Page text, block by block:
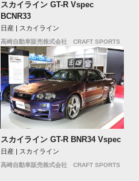
スカイライン GT-R Vspec
BCNR33
日産 | スカイライン
高崎自動車販売株式会社 CRAFT SPORTS
スカイライン GT-R BNR34 Vspec
日産 | スカイライン
高崎自動車販売株式会社 CRAFT SPORTS